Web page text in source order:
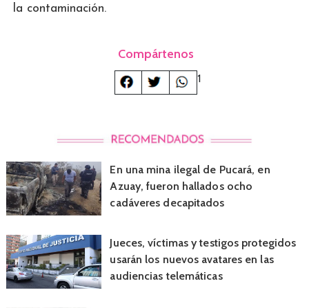
la contaminación.
Compártenos
1
En una mina ilegal de Pucará, en
Azuay, fueron hallados ocho
cadáveres decapitados
Jueces, víctimas y testigos protegidos
usarán los nuevos avatares en las
audiencias telemáticas